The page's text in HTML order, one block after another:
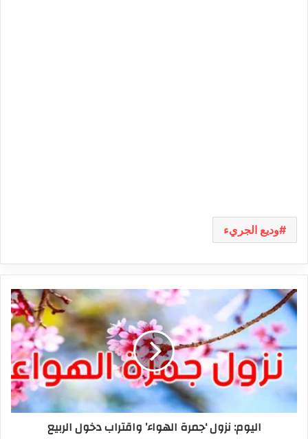
وديع الجريء
اليوم:
نزول
‘جمرة
الهواء’
واقتراب
دخول
الربيع
اليوم: نزول ‘جمرة الهواء’ واقتراب دخول الربيع